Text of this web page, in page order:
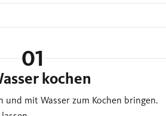
01
kochen
und mit Wasser zum Kochen bringen.